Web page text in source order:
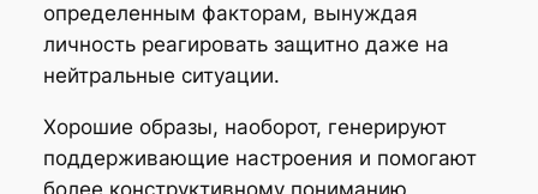
определенным факторам, вынуждая
личность реагировать защитно даже на
нейтральные ситуации.
Хорошие образы, наоборот, генерируют
поддерживающие настроения и помогают
более конструктивному пониманию